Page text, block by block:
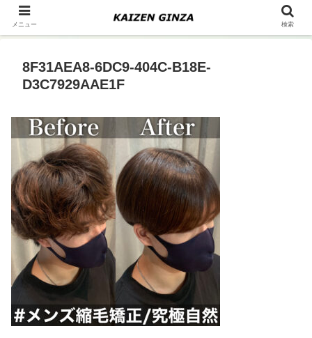
8F31AEA8-6DC9-404C-B18E-
D3C7929AAE1F
メニュー 検索